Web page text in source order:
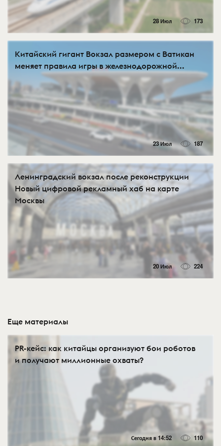
28 Июл 173
Китайский гигант Вокзал размером с Ватикан
меняет правила игры в железнодорожной...
23 Июл 187
Ленинградский вокзал после реконструкции
Новый цифровой рекламный хаб на карте
Москвы
20 Июл 224
Еще материалы
PR-кейс: как китайцы организуют бои роботов
и получают миллионные охваты?
Сегодня в 14:52 110